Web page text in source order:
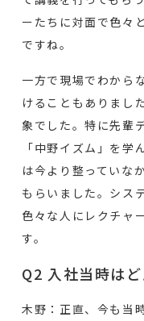
ーたちに対面で色々
ですね。
一方で現場でわから
けることもありまし
象でした。特に先輩
「中野イズム」を学
は今より整っていな
もらいました。シス
色々な人にレクチャ
す。
Q2 入社当時は
木野：正直、今も当